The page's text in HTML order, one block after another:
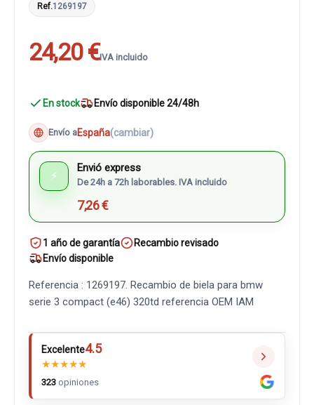
Ref.1269197
24,20 €IVA incluido
En stock Envío disponible 24/48h
Envío aEspaña(cambiar)
⚡
Envió express
De 24h a 72h laborables. IVA incluido
7,26 €
1 año de garantía
Recambio revisado
Envío disponible
Referencia : 1269197. Recambio de biela para bmw
serie 3 compact (e46) 320td referencia OEM IAM
Excelente4.5
★★★★★
323 opiniones